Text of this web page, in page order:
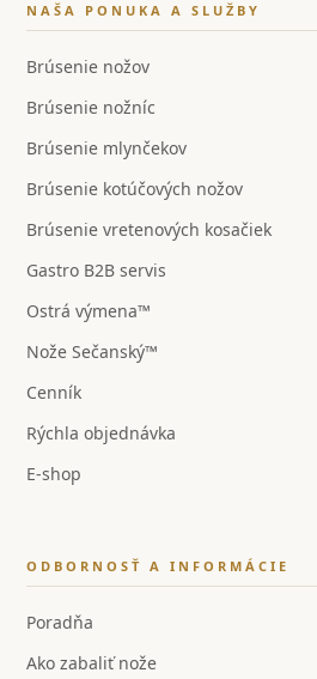
NAŠA PONUKA A SLUŽBY
Brúsenie nožov
Brúsenie nožníc
Brúsenie mlynčekov
Brúsenie kotúčových nožov
Brúsenie vretenových kosačiek
Gastro B2B servis
Ostrá výmena™
Nože Sečanský™
Cenník
Rýchla objednávka
E-shop
ODBORNOSŤ A INFORMÁCIE
Poradňa
Ako zabaliť nože